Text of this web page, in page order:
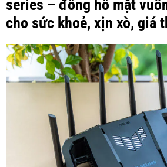
series – đồng hồ mặt
cho sức khoẻ, xịn xò, giá